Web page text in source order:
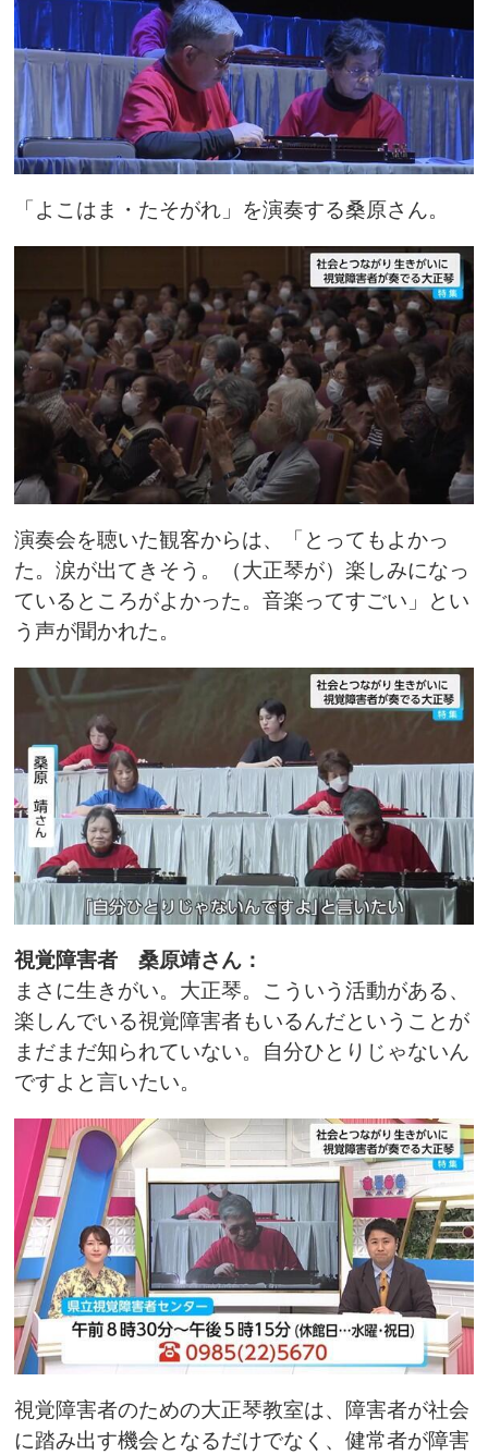
「よこはま・たそがれ」を演奏する桑原さん。
演奏会を聴いた観客からは、「とってもよかっ
た。涙が出てきそう。（大正琴が）楽しみになっ
ているところがよかった。音楽ってすごい」とい
う声が聞かれた。
視覚障害者 桑原靖さん：
まさに生きがい。大正琴。こういう活動がある、
楽しんでいる視覚障害者もいるんだということが
まだまだ知られていない。自分ひとりじゃないん
ですよと言いたい。
視覚障害者のための大正琴教室は、障害者が社会
に踏み出す機会となるだけでなく、健常者が障害